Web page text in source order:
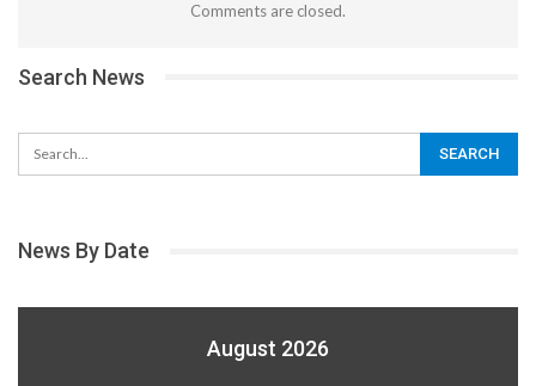
Comments are closed.
Search News
News By Date
August 2026